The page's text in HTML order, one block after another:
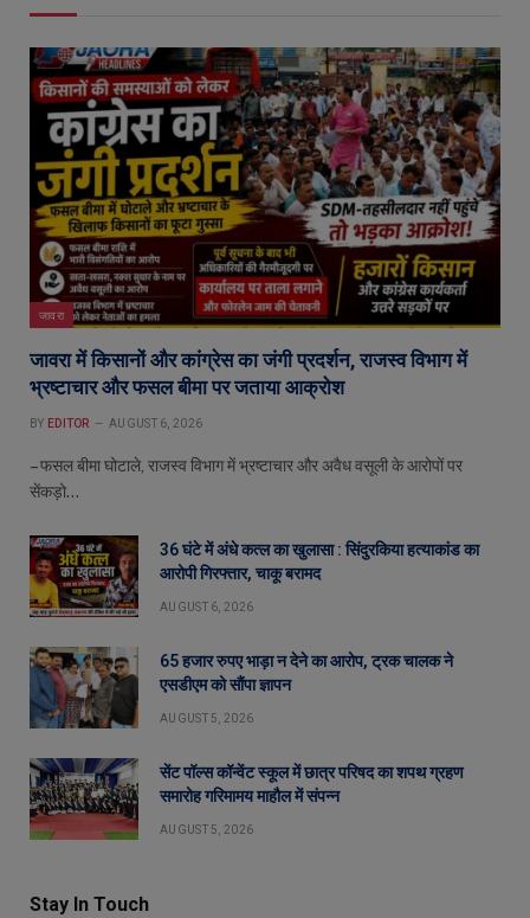
जावरा
जावरा में किसानों और कांग्रेस का जंगी प्रदर्शन, राजस्व विभाग में
भ्रष्टाचार और फसल बीमा पर जताया आक्रोश
BY EDITOR AUGUST 6, 2026
– फसल बीमा घोटाले, राजस्व विभाग में भ्रष्टाचार और अवैध वसूली के आरोपों पर
सेंकड़ो…
36 घंटे में अंधे कत्ल का खुलासा : सिंदुरकिया हत्याकांड का
आरोपी गिरफ्तार, चाकू बरामद
AUGUST 6, 2026
65 हजार रुपए भाड़ा न देने का आरोप, ट्रक चालक ने
एसडीएम को सौंपा ज्ञापन
AUGUST 5, 2026
सेंट पॉल्स कॉन्वेंट स्कूल में छात्र परिषद का शपथ ग्रहण
समारोह गरिमामय माहौल में संपन्न
AUGUST 5, 2026
Stay In Touch